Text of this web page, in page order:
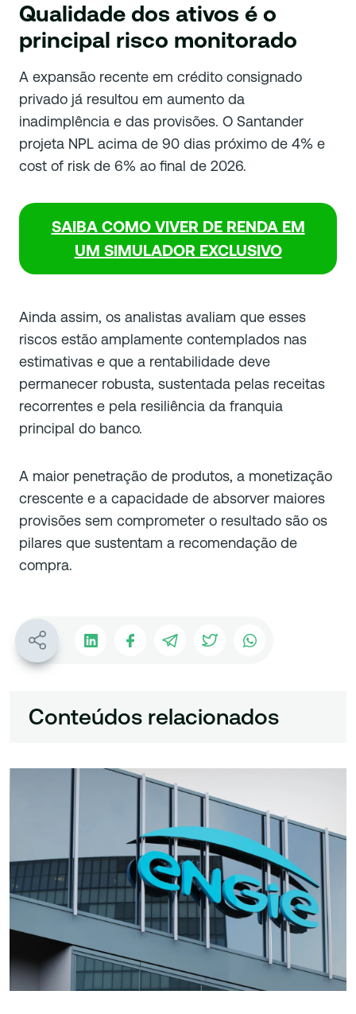
Qualidade dos ativos é o
principal risco monitorado
A expansão recente em crédito consignado
privado já resultou em aumento da
inadimplência e das provisões. O Santander
projeta NPL acima de 90 dias próximo de 4% e
cost of risk de 6% ao final de 2026.
SAIBA COMO VIVER DE RENDA EM
UM SIMULADOR EXCLUSIVO
Ainda assim, os analistas avaliam que esses
riscos estão amplamente contemplados nas
estimativas e que a rentabilidade deve
permanecer robusta, sustentada pelas receitas
recorrentes e pela resiliência da franquia
principal do banco.
A maior penetração de produtos, a monetização
crescente e a capacidade de absorver maiores
provisões sem comprometer o resultado são os
pilares que sustentam a recomendação de
compra.
Conteúdos relacionados